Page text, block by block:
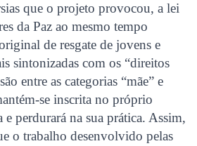
que o projeto provocou, a lei
da Paz ao mesmo tempo
de resgate de jovens e
sintonizadas com os “direitos
entre as categorias “mãe” e
se inscrita no próprio
perdurará na sua prática. Assim,
o trabalho desenvolvido pelas